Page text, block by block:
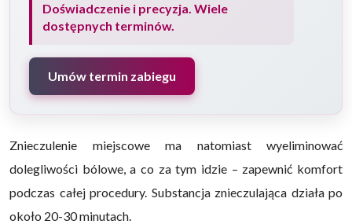
Doświadczenie i precyzja. Wiele
dostępnych terminów.
Umów termin zabiegu
Znieczulenie miejscowe ma natomiast wyeliminować
dolegliwości bólowe, a co za tym idzie – zapewnić komfort
podczas całej procedury. Substancja znieczulająca działa po
około 20-30 minutach.